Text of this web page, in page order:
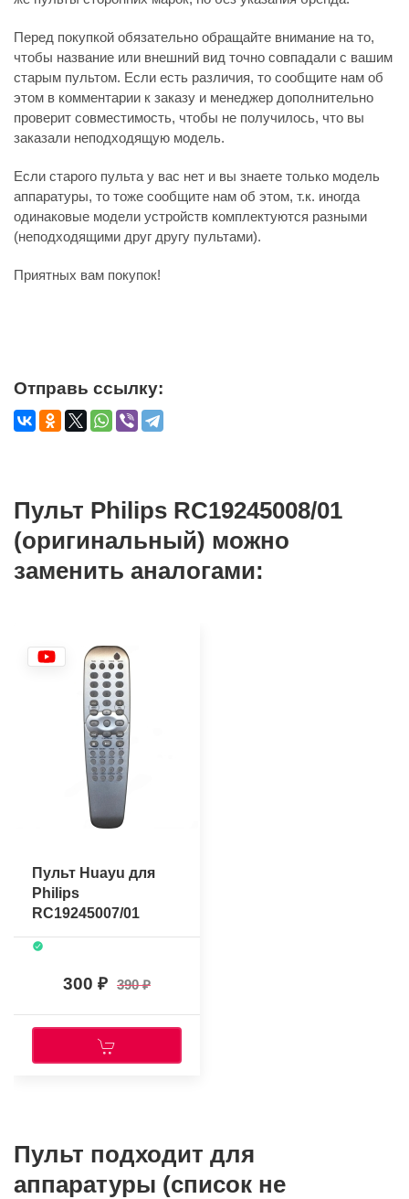
Перед покупкой обязательно обращайте внимание на то,
чтобы название или внешний вид точно совпадали с вашим
старым пультом. Если есть различия, то сообщите нам об
этом в комментарии к заказу и менеджер дополнительно
проверит совместимость, чтобы не получилось, что вы
заказали неподходящую модель.
Если старого пульта у вас нет и вы знаете только модель
аппаратуры, то тоже сообщите нам об этом, т.к. иногда
одинаковые модели устройств комплектуются разными
(неподходящими друг другу пультами).
Приятных вам покупок!
Отправь ссылку:
Пульт Philips RC19245008/01
(оригинальный) можно
заменить аналогами:
Пульт Huayu для
Philips
RC19245007/01
300 390
Пульт подходит для
аппаратуры (список не